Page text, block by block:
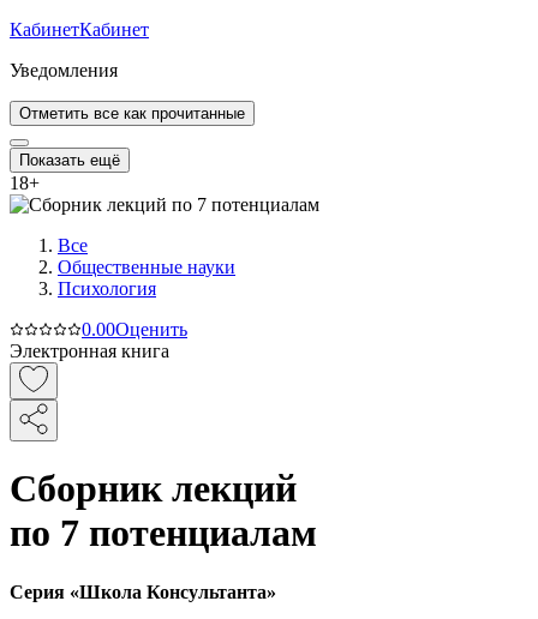
КабинетКабинет
Уведомления
Отметить все как прочитанные
Показать ещё
18+
Все
Общественные науки
Психология
0.00Оценить
Электронная книга
Сборник лекций
по 7 потенциалам
Серия «Школа Консультанта»